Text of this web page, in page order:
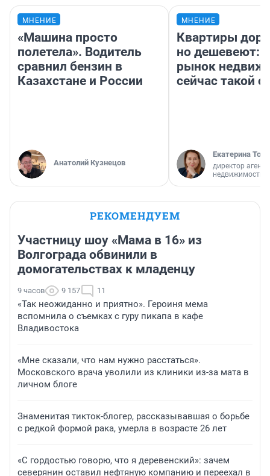
МНЕНИЕ
«Машина просто
полетела». Водитель
сравнил бензин в
Казахстане и России
Анатолий Кузнецов
МНЕНИЕ
Квартиры
но дешевеют:
рынок
сейчас такой
Екатерина
директор
недвижимости
РЕКОМЕНДУЕМ
Участницу шоу «Мама в 16» из
Волгограда обвинили в
домогательствах к младенцу
9 часов 9 157 11
«Так неожиданно и приятно». Героиня мема
вспомнила о съемках с гуру пикапа в кафе
Владивостока
«Мне сказали, что нам нужно расстаться».
Московского врача уволили из клиники из-за мата в
личном блоге
Знаменитая тикток-блогер, рассказывавшая о борьбе
с редкой формой рака, умерла в возрасте 26 лет
«С гордостью говорю, что я деревенский»: зачем
северянин оставил нефтяную компанию и переехал в